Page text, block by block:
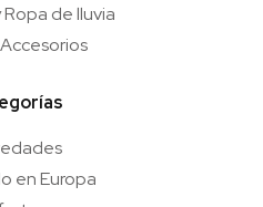
de lluvia
en Europa